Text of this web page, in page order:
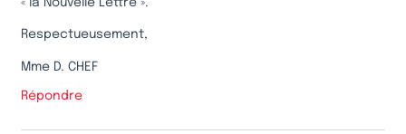
Respectueusement,
Mme D. CHEF
Répondre